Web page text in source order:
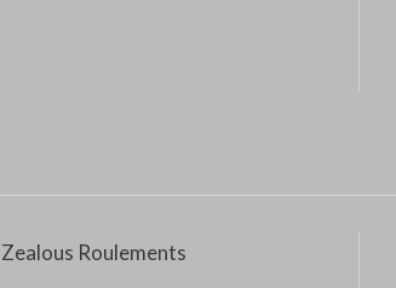
Zealous Roulements